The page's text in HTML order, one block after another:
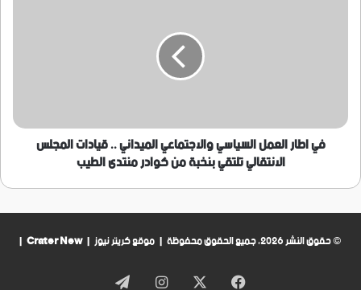
المجلس
الانتقالي
تلتقي
من
كوادر
الطيب
في اطار العمل السياسي والاجتماعي الميداني .. قيادات المجلس
الانتقالي تلتقي بنخبة من كوادر منتدى الطيب
© حقوق النشر 2026، جميع الحقوق محفوظة | موقع كريتر نيوز | Crater New
|
فيسبوك انستقرامتيلقرام